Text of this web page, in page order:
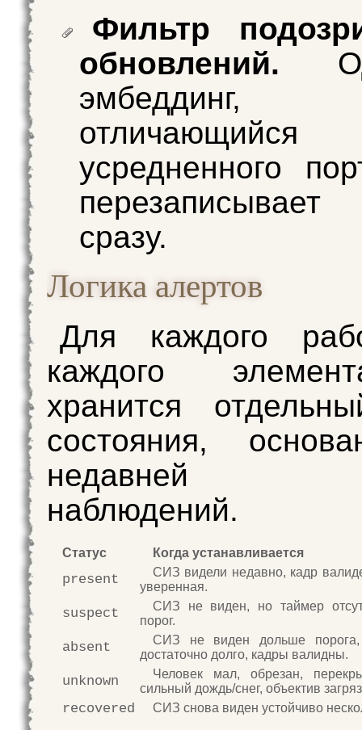
Фильтр
обновлений.
эмбеддинг,
усредненного
сразу.
Логика алертов
Для каждого
каждого
хранится
состояния,
недавней
наблюдений.
Статус Когда устанавливается
present
СИЗ видели недавно, кадр
уверенная.
suspect
СИЗ не виден, но таймер
порог.
absent
СИЗ не виден дольше порога,
достаточно долго, кадры валидны.
unknown
Человек мал, обрезан,
сильный дождь/снег, объектив
recovered СИЗ снова виден устойчиво